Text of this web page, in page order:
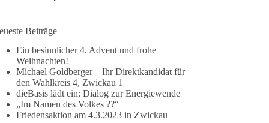
Beiträge
Ein besinnlicher 4. Advent und frohe
Weihnachten!
Michael Goldberger – Ihr Direktkandidat für
den Wahlkreis 4, Zwickau 1
dieBasis lädt ein: Dialog zur Energiewende
„Im Namen des Volkes ??“
Friedensaktion am 4.3.2023 in Zwickau